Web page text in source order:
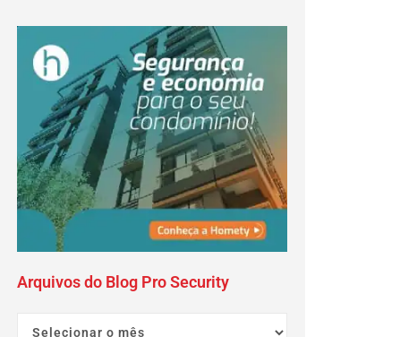
Arquivos do Blog Pro Security